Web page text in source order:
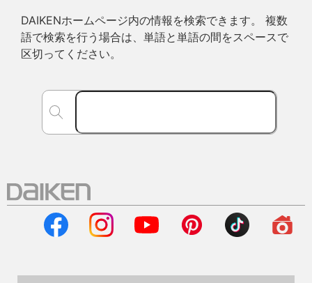
DAIKENホームページ内の情報を検索できます。 複数
語で検索を行う場合は、単語と単語の間をスペースで
区切ってください。